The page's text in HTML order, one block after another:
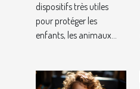
dispositifs très utiles
pour protéger les
enfants, les animaux...